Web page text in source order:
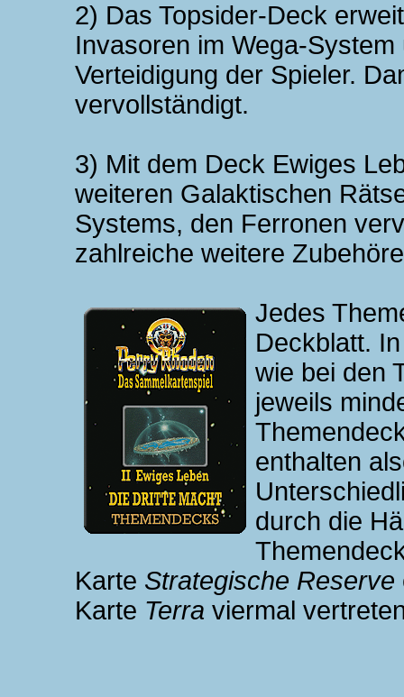
2) Das Topsider-Deck
Invasoren im Wega-
Verteidigung der Spieler.
vervollständigt.
3) Mit dem Deck Ewiges
weiteren Galaktischen
Systems, den Ferronen
zahlreiche weitere
Jedes
Deckblatt.
wie bei den
jeweils
enthalten
durch die
Karte Strategische Reserve
Karte Terra viermal